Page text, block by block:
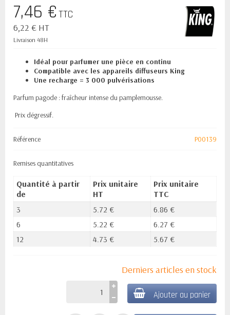
7,46 €TTC
6,22 € HT
Livraison 48H
Idéal pour parfumer une pièce en continu
Compatible avec les appareils diffuseurs King
Une recharge = 3 000 pulvérisations
Parfum pagode : fraîcheur intense du pamplemousse.
Prix dégressif.
Référence P00139
Remises quantitatives
Quantité à partir
de
Prix unitaire
HT
Prix unitaire
TTC
3
5.72 €
6.86 €
6
5.22 €
6.27 €
12
4.73 € 5.67 €
Derniers articles en stock
Ajouter au panier